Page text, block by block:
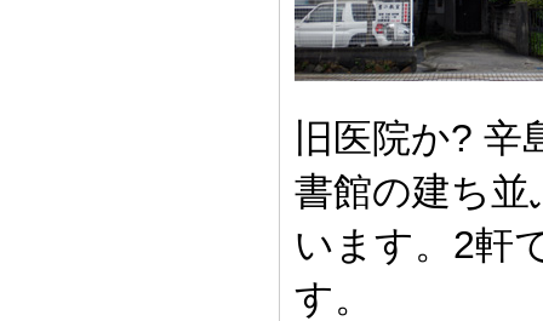
旧医院か?
書館の建ち
います。2軒
す。